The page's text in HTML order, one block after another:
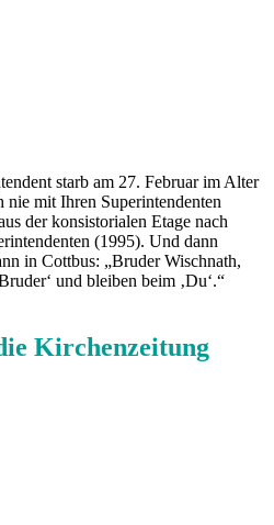
starb am 27. Februar im Alter
nie mit Ihren ­Superintendenten
der konsistorialen Etage nach
(1995). Und dann
in Cottbus: „Bruder Wischnath,
und bleiben beim ‚Du‘.“
Kirchenzeitung